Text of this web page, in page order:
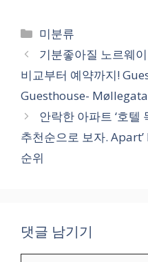
카
테
고
리
미분류
기분좋아질 노르웨
비교부터 예약까지!
Guesthouse-
안락한 아파트 ‘호텔
추천순으로 보자.
순위
댓글 남기기